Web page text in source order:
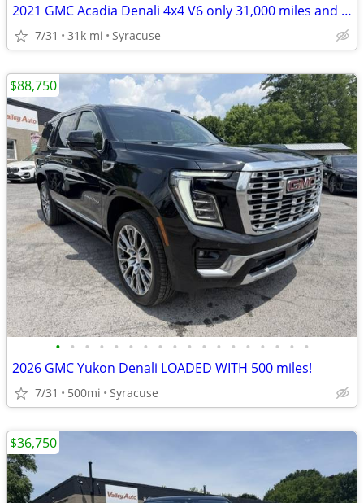
2021 GMC Acadia Denali 4x4 V6 only 31,000 miles and loaded!
7/31 31k mi Syracuse
• • • • • • • • • • • • • • • • • •
2026 GMC Yukon Denali LOADED WITH 500 miles!
7/31 500mi Syracuse
$88,750
$36,750